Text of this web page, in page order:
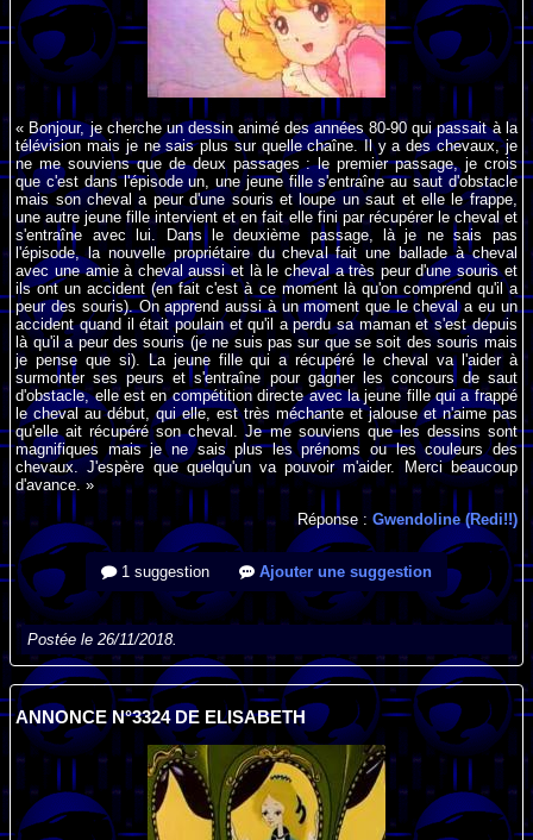
« Bonjour, je cherche un dessin animé des années 80-90 qui passait à la
télévision mais je ne sais plus sur quelle chaîne. Il y a des chevaux, je
ne me souviens que de deux passages : le premier passage, je crois
que c'est dans l'épisode un, une jeune fille s'entraîne au saut d'obstacle
mais son cheval a peur d'une souris et loupe un saut et elle le frappe,
une autre jeune fille intervient et en fait elle fini par récupérer le cheval et
s'entraîne avec lui. Dans le deuxième passage, là je ne sais pas
l'épisode, la nouvelle propriétaire du cheval fait une ballade à cheval
avec une amie à cheval aussi et là le cheval a très peur d'une souris et
ils ont un accident (en fait c'est à ce moment là qu'on comprend qu'il a
peur des souris). On apprend aussi à un moment que le cheval a eu un
accident quand il était poulain et qu'il a perdu sa maman et s'est depuis
là qu'il a peur des souris (je ne suis pas sur que se soit des souris mais
je pense que si). La jeune fille qui a récupéré le cheval va l'aider à
surmonter ses peurs et s'entraîne pour gagner les concours de saut
d'obstacle, elle est en compétition directe avec la jeune fille qui a frappé
le cheval au début, qui elle, est très méchante et jalouse et n'aime pas
qu'elle ait récupéré son cheval. Je me souviens que les dessins sont
magnifiques mais je ne sais plus les prénoms ou les couleurs des
chevaux. J'espère que quelqu'un va pouvoir m'aider. Merci beaucoup
d'avance. »
Réponse :Gwendoline (Redi!!)
1 suggestion Ajouter une suggestion
Postée le 26/11/2018.
ANNONCE N°3324 DE ELISABETH